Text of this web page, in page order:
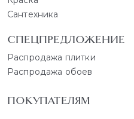
Сантехника
СПЕЦПРЕДЛОЖЕНИЕ
Распродажа плитки
Распродажа обоев
ПОКУПАТЕЛЯМ